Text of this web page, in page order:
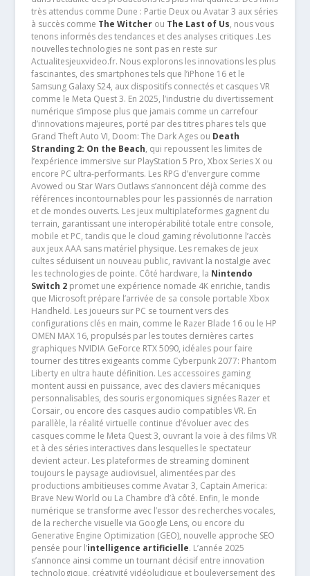
très attendus comme Dune : Partie Deux ou Avatar 3 aux séries
à succès comme The Witcherou The Last of Us, nous vous
tenons informés des tendances et des analyses critiques .Les
nouvelles technologies ne sont pas en reste sur
Actualitesjeuxvideo.fr. Nous explorons les innovations les plus
fascinantes, des smartphones tels que l’iPhone 16 et le
Samsung Galaxy S24, aux dispositifs connectés et casques VR
comme le Meta Quest 3. En 2025, l’industrie du divertissement
numérique s’impose plus que jamais comme un carrefour
d’innovations majeures, porté par des titres phares tels que
Grand Theft Auto VI, Doom: The Dark Ages ou Death
Stranding 2: On the Beach, qui repoussent les limites de
l’expérience immersive sur PlayStation 5 Pro, Xbox Series X ou
encore PC ultra-performants. Les RPG d’envergure comme
Avowed ou Star Wars Outlaws s’annoncent déjà comme des
références incontournables pour les passionnés de narration
et de mondes ouverts. Les jeux multiplateformes gagnent du
terrain, garantissant une interopérabilité totale entre console,
mobile et PC, tandis que le cloud gaming révolutionne l’accès
aux jeux AAA sans matériel physique. Les remakes de jeux
cultes séduisent un nouveau public, ravivant la nostalgie avec
les technologies de pointe. Côté hardware, la Nintendo
Switch 2promet une expérience nomade 4K enrichie, tandis
que Microsoft prépare l’arrivée de sa console portable Xbox
Handheld. Les joueurs sur PC se tournent vers des
configurations clés en main, comme le Razer Blade 16 ou le HP
OMEN MAX 16, propulsés par les toutes dernières cartes
graphiques NVIDIA GeForce RTX 5090, idéales pour faire
tourner des titres exigeants comme Cyberpunk 2077: Phantom
Liberty en ultra haute définition. Les accessoires gaming
montent aussi en puissance, avec des claviers mécaniques
personnalisables, des souris ergonomiques signées Razer et
Corsair, ou encore des casques audio compatibles VR. En
parallèle, la réalité virtuelle continue d’évoluer avec des
casques comme le Meta Quest 3, ouvrant la voie à des films VR
et à des séries interactives dans lesquelles le spectateur
devient acteur. Les plateformes de streaming dominent
toujours le paysage audiovisuel, alimentées par des
productions ambitieuses comme Avatar 3, Captain America:
Brave New World ou La Chambre d’à côté. Enfin, le monde
numérique se transforme avec l’essor des recherches vocales,
de la recherche visuelle via Google Lens, ou encore du
Generative Engine Optimization (GEO), nouvelle approche SEO
pensée pour l’intelligence artificielle. L’année 2025
s’annonce ainsi comme un tournant décisif entre innovation
technologique, créativité vidéoludique et bouleversement des